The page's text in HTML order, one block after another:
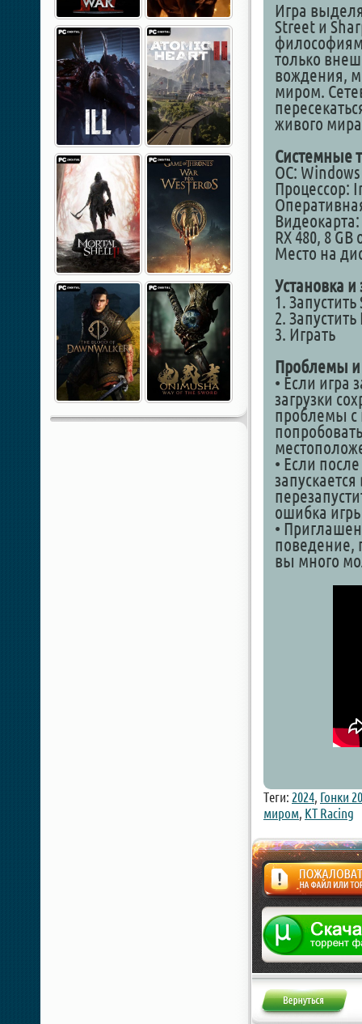
Игра
Street и
только
вождения,
миром.
живого
Системные
ОС: Windows
Процессор:
Видеокарта:
RX 480, 8
Место на
Установка и
1.
2.
3. Играть
Проблемы
• Если игра
загрузки
проблемы с
• Если
ошибка
•
поведение,
вы много
Теги: 2024, Гонки
миром, KT Racing
Жалоба